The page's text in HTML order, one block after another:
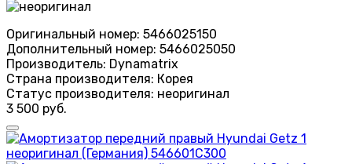
Оригинальный номер: 5466025150
Дополнительный номер: 5466025050
Производитель: Dynamatrix
Страна производителя: Корея
Статус производителя: неоригинал
3 500 руб.